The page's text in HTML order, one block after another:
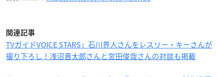
関連記事
TVガイドVOICE STARS」石川界人さんをレスリー・キーさんが
撮り下ろし！浅沼晋太郎さんと宮田俊哉さんの対談も掲載